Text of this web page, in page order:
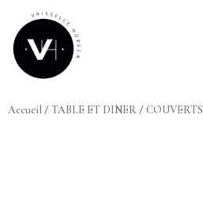
contenu
Accueil / TABLE ET DINER / COUVERTS